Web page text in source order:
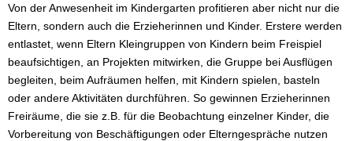
Von der Anwesenheit im Kindergarten profitieren aber nicht nur die
Eltern, sondern auch die Erzieherinnen und Kinder. Erstere werden
entlastet, wenn Eltern Kleingruppen von Kindern beim Freispiel
beaufsichtigen, an Projekten mitwirken, die Gruppe bei Ausflügen
begleiten, beim Aufräumen helfen, mit Kindern spielen, basteln
oder andere Aktivitäten durchführen. So gewinnen Erzieherinnen
Freiräume, die sie z.B. für die Beobachtung einzelner Kinder, die
Vorbereitung von Beschäftigungen oder Elterngespräche nutzen